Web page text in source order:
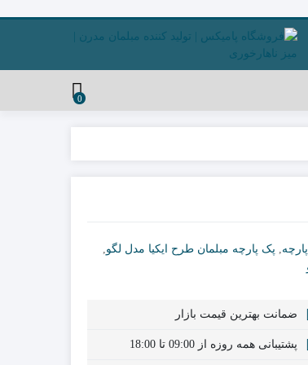
0
پارچه, پک پارچه مبلمان طرح ایکیا مدل لگو,
ضمانت بهترین قیمت بازار
پشتیبانی همه روزه از 09:00 تا 18:00